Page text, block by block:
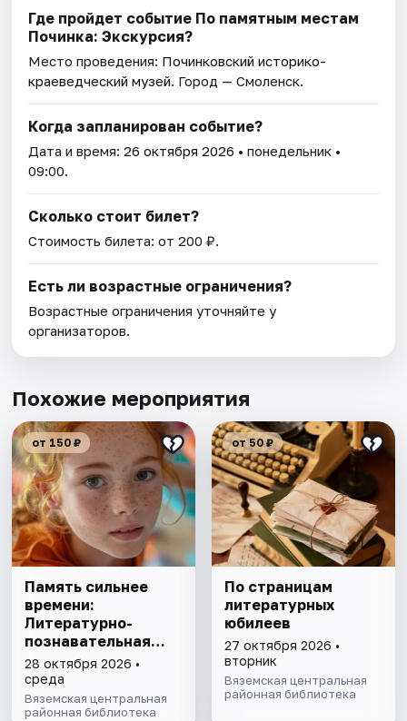
Где пройдет событие По памятным местам
Починка: Экскурсия?
Место проведения: Починковский историко-
краеведческий музей. Город — Смоленск.
Когда запланирован событие?
Дата и время:26 октября 2026 • понедельник •
09:00.
Сколько стоит билет?
Стоимость билета: от 200 ₽.
Есть ли возрастные ограничения?
Возрастные ограничения уточняйте у
организаторов.
Похожие мероприятия
от 150 ₽
Память сильнее
времени:
Литературно-
познавательная
программа
28 октября 2026 •
среда
Вяземская центральная
районная библиотека
от 50 ₽
По страницам
литературных
юбилеев
27 октября 2026 •
вторник
Вяземская центральная
районная библиотека